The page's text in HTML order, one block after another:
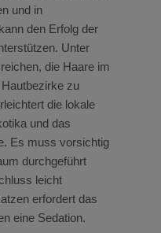
und in
den Erfolg der
Unter
die Haare im
zu
die lokale
und das
Es muss vorsichtig
durchgeführt
leicht
erfordert das
eine Sedation.